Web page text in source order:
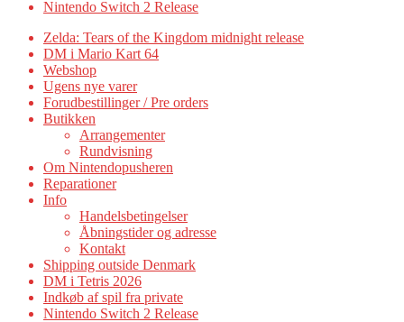
Nintendo Switch 2 Release
Zelda: Tears of the Kingdom midnight release
DM i Mario Kart 64
Webshop
Ugens nye varer
Forudbestillinger / Pre orders
Butikken
Arrangementer
Rundvisning
Om Nintendopusheren
Reparationer
Info
Handelsbetingelser
Åbningstider og adresse
Kontakt
Shipping outside Denmark
DM i Tetris 2026
Indkøb af spil fra private
Nintendo Switch 2 Release